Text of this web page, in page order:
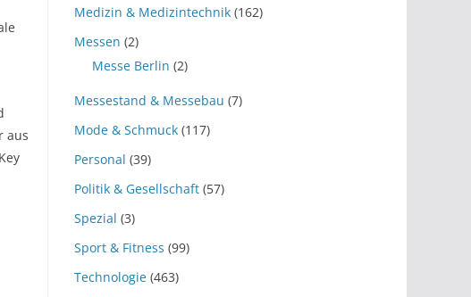
aus
Medizin & Medizintechnik (162)
Messen (2)
Messe Berlin (2)
Messestand & Messebau (7)
Mode & Schmuck (117)
Personal (39)
Politik & Gesellschaft (57)
Spezial (3)
Sport & Fitness (99)
Technologie (463)